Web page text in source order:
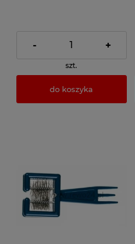
- +
szt.
do koszyka